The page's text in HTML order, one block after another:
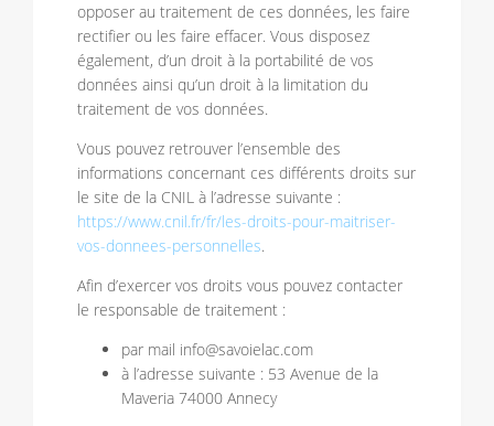
opposer au traitement de ces données, les faire
rectifier ou les faire effacer. Vous disposez
également, d’un droit à la portabilité de vos
données ainsi qu’un droit à la limitation du
traitement de vos données.
Vous pouvez retrouver l’ensemble des
informations concernant ces différents droits sur
le site de la CNIL à l’adresse suivante :
https://www.cnil.fr/fr/les-droits-pour-maitriser-
vos-donnees-personnelles.
Afin d’exercer vos droits vous pouvez contacter
le responsable de traitement :
par mail info@savoielac.com
à l’adresse suivante : 53 Avenue de la
Maveria 74000 Annecy